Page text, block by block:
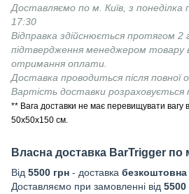
Доставляємо по м. Київ, з
17:30
Відправка здійснюється протягом 2
підтвердження менеджером товару
отримання оплати.
Доставка проводиться після повної
Вартість доставки розраховується
** Вага доставки не має перевищувати вагу
50х50х150 см.
Власна доставка BarTrigger по
Від 5500 грн - доставка безкоштовна
Доставляємо при замовленні від 5500